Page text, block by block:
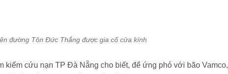
đường Tôn Đức Thắng được gia cố cửa kính
kiếm cứu nạn TP Đà Nẵng cho biết, để ứng phó với bão Vamco,